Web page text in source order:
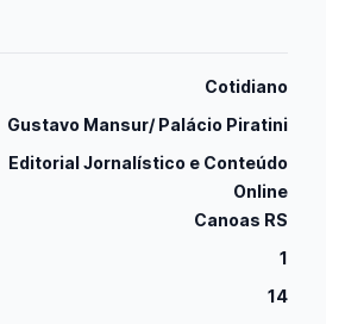
Cotidiano
Gustavo Mansur/ Palácio Piratini
Editorial Jornalístico e Conteúdo
Online
Canoas RS
1
14